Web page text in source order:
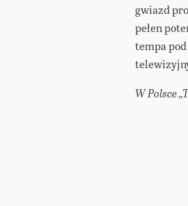
gwiazd
pełen
tempa
W Polsce